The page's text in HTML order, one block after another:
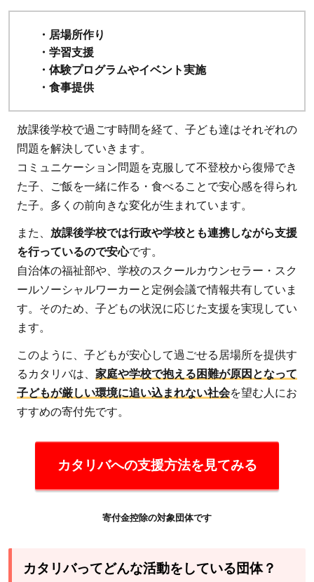
10
代の
未来
と可
能性
を守
りた
い人
にお
すす
め！
カ
タ
リ
バ
の
団
体
デ
ー
・居場所作り
・学習支援
・体験プログラムやイベント実施
・食事提供
放課後学校で過ごす時間を経て、子ども達はそれぞれの
問題を解決していきます。
コミュニケーション問題を克服して不登校から復帰でき
た子、ご飯を一緒に作る・食べることで安心感を得られ
た子。多くの前向きな変化が生まれています。
また、 放課後学校では行政や学校とも連携しながら支援
を行っているので安心です。
自治体の福祉部や、学校のスクールカウンセラー・スク
ールソーシャルワーカーと定例会議で情報共有していま
す。そのため、子どもの状況に応じた支援を実現してい
ます。
このように、子どもが安心して過ごせる居場所を提供す
るカタリバは、 家庭や学校で抱える困難が原因となって
子どもが厳しい環境に追い込まれない社会を望む人にお
すすめの寄付先です。
カタリバへの支援方法を見てみる
寄付金控除の対象団体です
カタリバってどんな活動をしている団体？